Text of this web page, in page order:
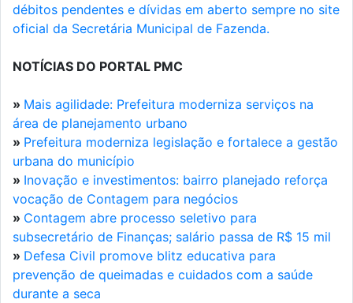
débitos pendentes e dívidas em aberto sempre no site
oficial da Secretária Municipal de Fazenda.
NOTÍCIAS DO PORTAL PMC
» Mais agilidade: Prefeitura moderniza serviços na
área de planejamento urbano
» Prefeitura moderniza legislação e fortalece a gestão
urbana do município
» Inovação e investimentos: bairro planejado reforça
vocação de Contagem para negócios
» Contagem abre processo seletivo para
subsecretário de Finanças; salário passa de R$ 15 mil
» Defesa Civil promove blitz educativa para
prevenção de queimadas e cuidados com a saúde
durante a seca